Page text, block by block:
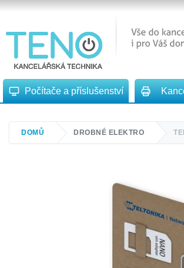
Počítače a příslušenství
DOMŮ DROBNÉ ELEKTRO